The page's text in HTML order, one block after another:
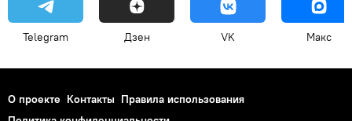
Telegram Дзен VK Макс
О проекте Контакты Правила использования